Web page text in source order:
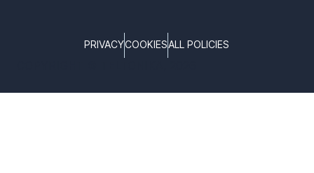
PRIVACYCOOKIESALL POLICIES